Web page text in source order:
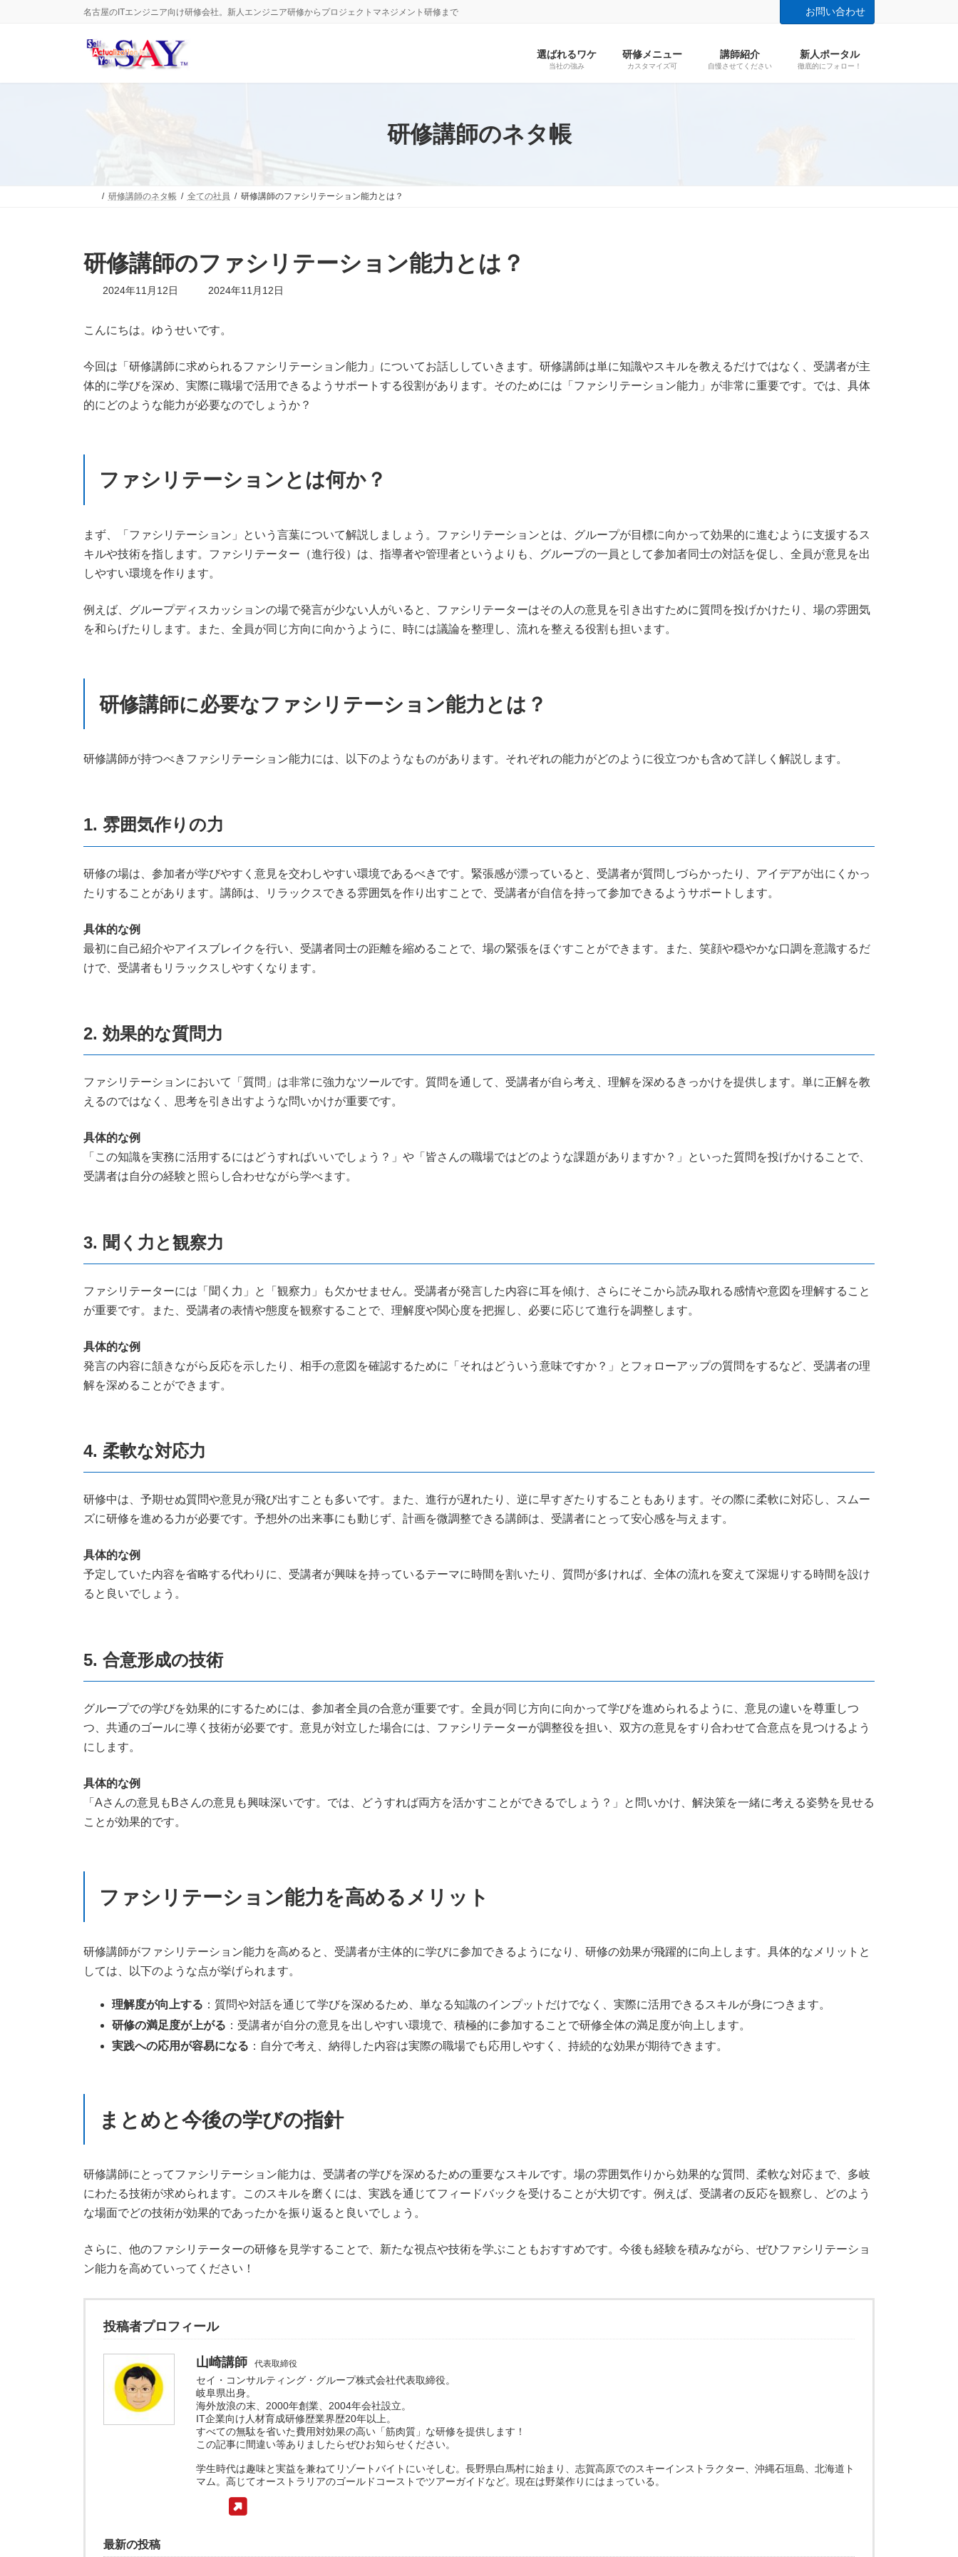
へ
ョ
名古屋のITエンジニア向け研修会社。新人エンジニア研修からプロジェクトマネジメント研修まで お問い合わせ
選ばれるワケ
当社の強み
研修メニュー
カスタマイズ可
講師紹介
自慢させてください
新人ポータル
徹底的にフォロー！
研修講師のネタ帳
研修講師のネタ帳 全ての社員 研修講師のファシリテーション能力とは？
研修講師のファシリテーション能力とは？
2024年11月12日
最
新
:
2024年11月12日
こんにちは。ゆうせいです。
今回は「研修講師に求められるファシリテーション能力」についてお話ししていきます。研修講師は単に知識やスキルを教えるだけではなく、受講者が主
体的に学びを深め、実際に職場で活用できるようサポートする役割があります。そのためには「ファシリテーション能力」が非常に重要です。では、具体
的にどのような能力が必要なのでしょうか？
ファシリテーションとは何か？
まず、「ファシリテーション」という言葉について解説しましょう。ファシリテーションとは、グループが目標に向かって効果的に進むように支援するス
キルや技術を指します。ファシリテーター（進行役）は、指導者や管理者というよりも、グループの一員として参加者同士の対話を促し、全員が意見を出
しやすい環境を作ります。
例えば、グループディスカッションの場で発言が少ない人がいると、ファシリテーターはその人の意見を引き出すために質問を投げかけたり、場の雰囲気
を和らげたりします。また、全員が同じ方向に向かうように、時には議論を整理し、流れを整える役割も担います。
研修講師に必要なファシリテーション能力とは？
研修講師が持つべきファシリテーション能力には、以下のようなものがあります。それぞれの能力がどのように役立つかも含めて詳しく解説します。
1. 雰囲気作りの力
研修の場は、参加者が学びやすく意見を交わしやすい環境であるべきです。緊張感が漂っていると、受講者が質問しづらかったり、アイデアが出にくかっ
たりすることがあります。講師は、リラックスできる雰囲気を作り出すことで、受講者が自信を持って参加できるようサポートします。
具体的な例
最初に自己紹介やアイスブレイクを行い、受講者同士の距離を縮めることで、場の緊張をほぐすことができます。また、笑顔や穏やかな口調を意識するだ
けで、受講者もリラックスしやすくなります。
2. 効果的な質問力
ファシリテーションにおいて「質問」は非常に強力なツールです。質問を通して、受講者が自ら考え、理解を深めるきっかけを提供します。単に正解を教
えるのではなく、思考を引き出すような問いかけが重要です。
具体的な例
「この知識を実務に活用するにはどうすればいいでしょう？」や「皆さんの職場ではどのような課題がありますか？」といった質問を投げかけることで、
受講者は自分の経験と照らし合わせながら学べます。
3. 聞く力と観察力
ファシリテーターには「聞く力」と「観察力」も欠かせません。受講者が発言した内容に耳を傾け、さらにそこから読み取れる感情や意図を理解すること
が重要です。また、受講者の表情や態度を観察することで、理解度や関心度を把握し、必要に応じて進行を調整します。
具体的な例
発言の内容に頷きながら反応を示したり、相手の意図を確認するために「それはどういう意味ですか？」とフォローアップの質問をするなど、受講者の理
解を深めることができます。
4. 柔軟な対応力
研修中は、予期せぬ質問や意見が飛び出すことも多いです。また、進行が遅れたり、逆に早すぎたりすることもあります。その際に柔軟に対応し、スムー
ズに研修を進める力が必要です。予想外の出来事にも動じず、計画を微調整できる講師は、受講者にとって安心感を与えます。
具体的な例
予定していた内容を省略する代わりに、受講者が興味を持っているテーマに時間を割いたり、質問が多ければ、全体の流れを変えて深堀りする時間を設け
ると良いでしょう。
5. 合意形成の技術
グループでの学びを効果的にするためには、参加者全員の合意が重要です。全員が同じ方向に向かって学びを進められるように、意見の違いを尊重しつ
つ、共通のゴールに導く技術が必要です。意見が対立した場合には、ファシリテーターが調整役を担い、双方の意見をすり合わせて合意点を見つけるよう
にします。
具体的な例
「Aさんの意見もBさんの意見も興味深いです。では、どうすれば両方を活かすことができるでしょう？」と問いかけ、解決策を一緒に考える姿勢を見せる
ことが効果的です。
ファシリテーション能力を高めるメリット
研修講師がファシリテーション能力を高めると、受講者が主体的に学びに参加できるようになり、研修の効果が飛躍的に向上します。具体的なメリットと
しては、以下のような点が挙げられます。
理解度が向上する ：質問や対話を通じて学びを深めるため、単なる知識のインプットだけでなく、実際に活用できるスキルが身につきます。
研修の満足度が上がる ：受講者が自分の意見を出しやすい環境で、積極的に参加することで研修全体の満足度が向上します。
実践への応用が容易になる ：自分で考え、納得した内容は実際の職場でも応用しやすく、持続的な効果が期待できます。
まとめと今後の学びの指針
研修講師にとってファシリテーション能力は、受講者の学びを深めるための重要なスキルです。場の雰囲気作りから効果的な質問、柔軟な対応まで、多岐
にわたる技術が求められます。このスキルを磨くには、実践を通じてフィードバックを受けることが大切です。例えば、受講者の反応を観察し、どのよう
な場面でどの技術が効果的であったかを振り返ると良いでしょう。
さらに、他のファシリテーターの研修を見学することで、新たな視点や技術を学ぶこともおすすめです。今後も経験を積みながら、ぜひファシリテーショ
ン能力を高めていってください！
投稿者プロフィール
山崎講師 代表取締役
セイ・コンサルティング・グループ株式会社代表取締役。
岐阜県出身。
海外放浪の末、2000年創業、2004年会社設立。
IT企業向け人材育成研修歴業界歴20年以上。
すべての無駄を省いた費用対効果の高い「筋肉質」な研修を提供します！
この記事に間違い等ありましたらぜひお知らせください。
学生時代は趣味と実益を兼ねてリゾートバイトにいそしむ。長野県白馬村に始まり、志賀高原でのスキーインストラクター、沖縄石垣島、北海道ト
マム。高じてオーストラリアのゴールドコーストでツアーガイドなど。現在は野菜作りにはまっている。
最新の投稿